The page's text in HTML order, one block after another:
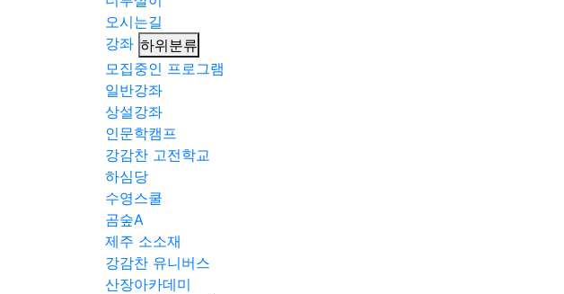
오시는길
강좌 하위분류
모집중인 프로그램
일반강좌
상설강좌
인문학캠프
강감찬 고전학교
하심당
수영스쿨
곰숲A
제주 소소재
강감찬 유니버스
산장아카데미